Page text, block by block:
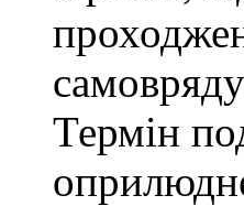
Термін